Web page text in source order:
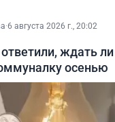
·6 августа 2026 г., 20:02
ждать
осенью